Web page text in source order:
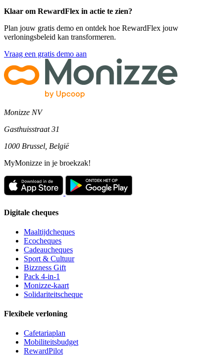
Klaar om RewardFlex in actie te zien?
Plan jouw gratis demo en ontdek hoe RewardFlex jouw
verloningsbeleid kan transformeren.
Vraag een gratis demo aan
Monizze NV
Gasthuisstraat 31
1000 Brussel, België
MyMonizze in je broekzak!
Digitale cheques
Maaltijdcheques
Ecocheques
Cadeaucheques
Sport & Cultuur
Bizzness Gift
Pack 4-in-1
Monizze-kaart
Solidariteitscheque
Flexibele verloning
Cafetariaplan
Mobiliteitsbudget
RewardPilot